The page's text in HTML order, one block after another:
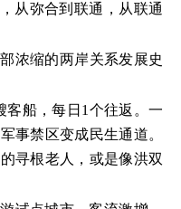
从弥合到联通，从联通
浓缩的两岸关系发展史
客船，每日1个往返。一
事禁区变成民生通道。
寻根老人，或是像洪双